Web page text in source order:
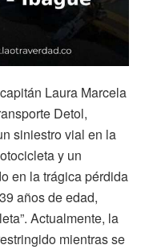
Laura Marcela
Detol,
siniestro vial en la
y un
en la trágica pérdida
años de edad,
Actualmente, la
mientras se